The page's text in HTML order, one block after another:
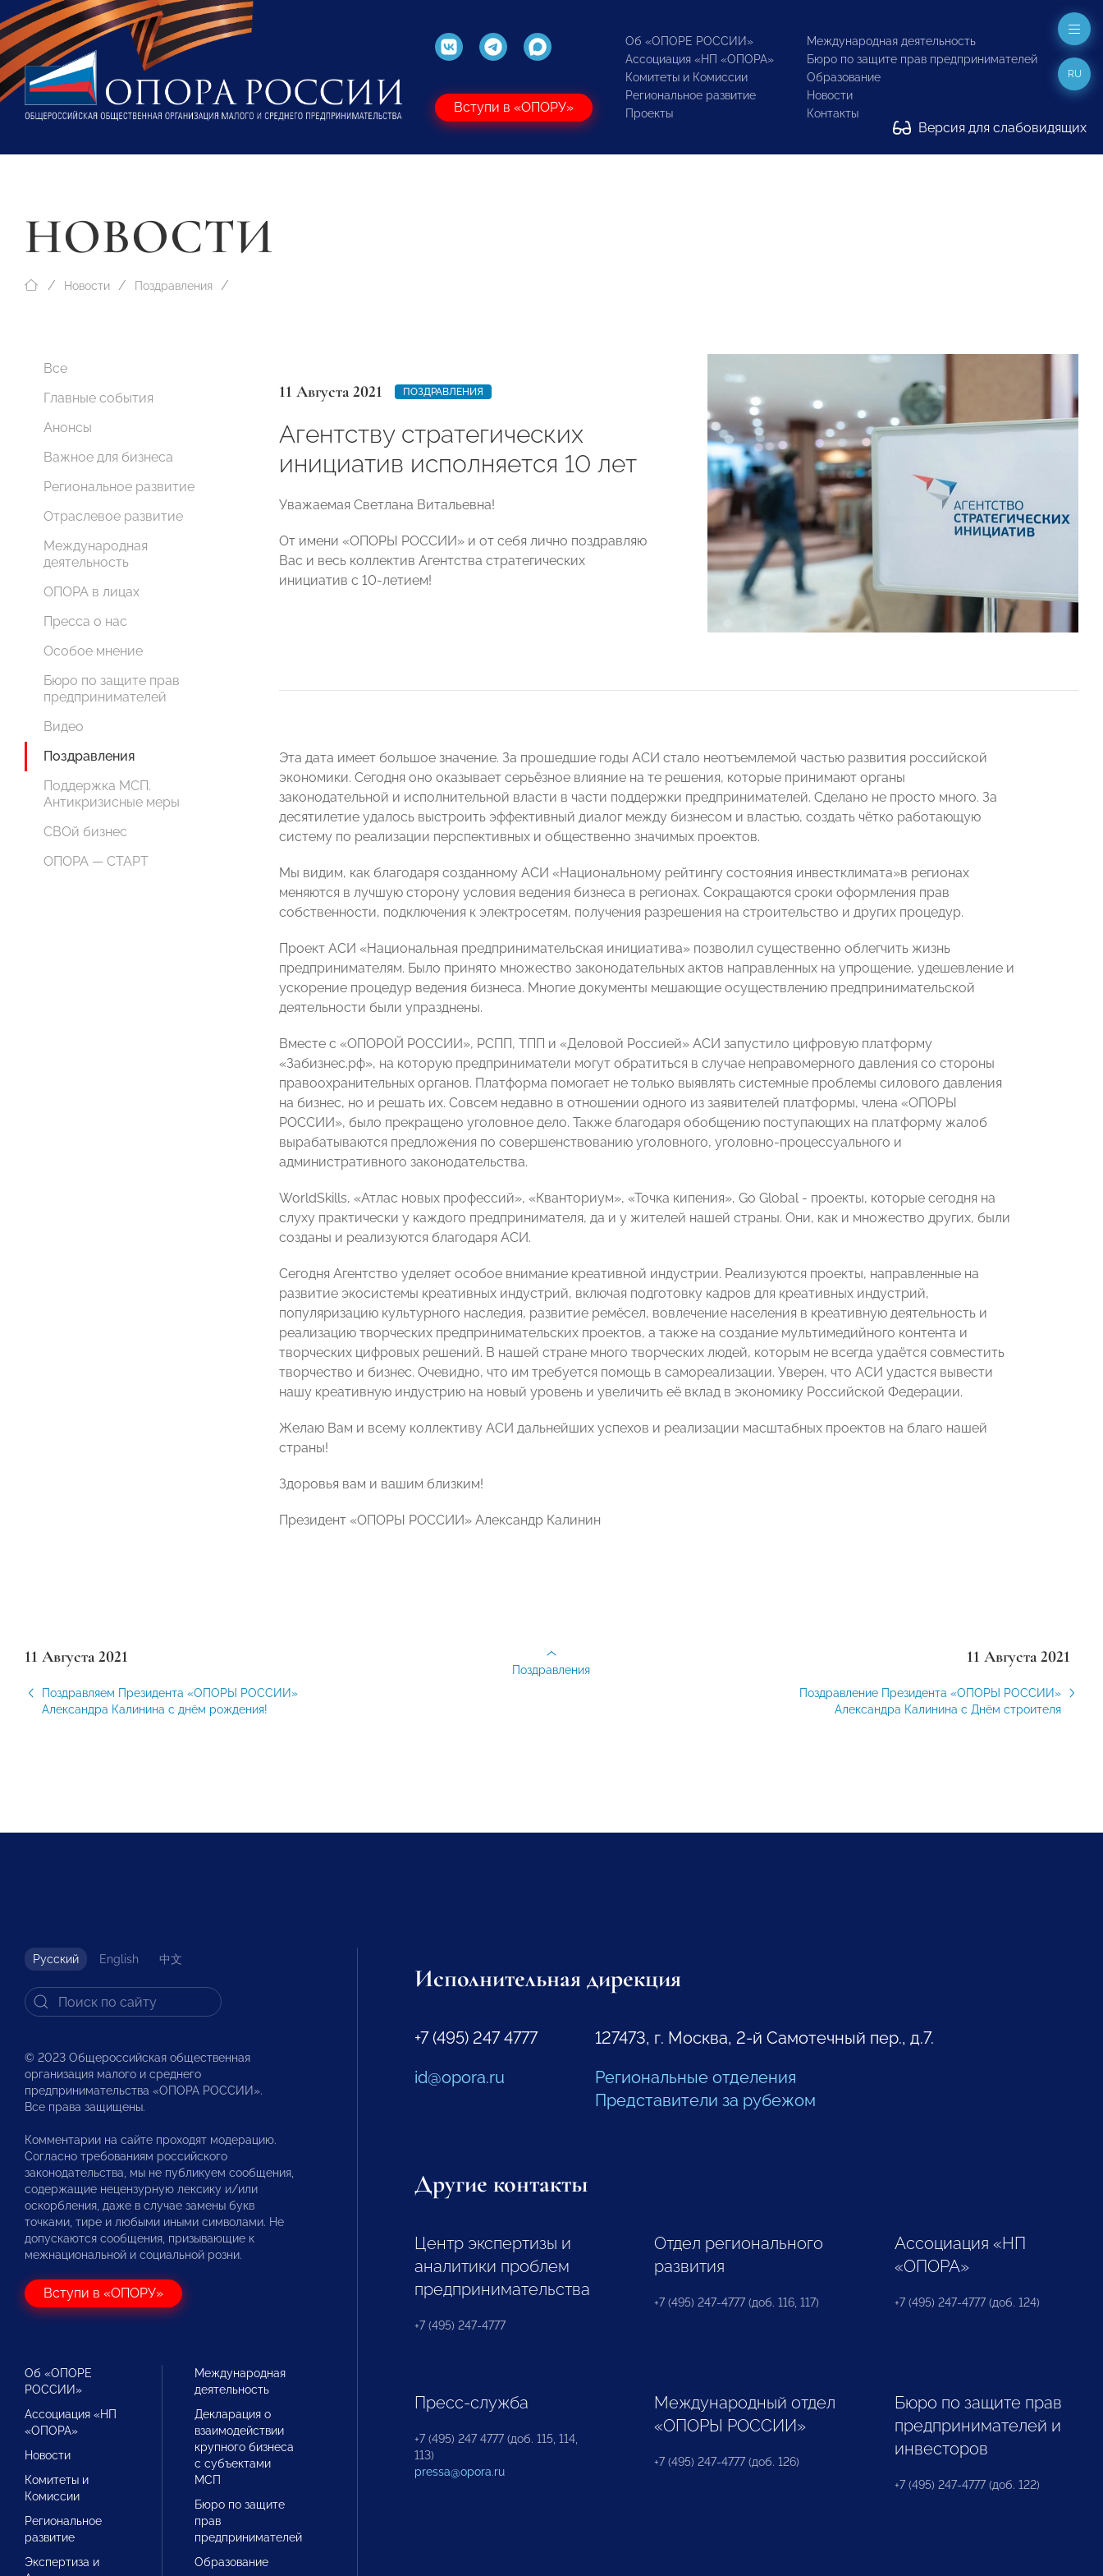
Вступи в «ОПОРУ»
Об «ОПОРЕ РОССИИ»
Ассоциация «НП «ОПОРА»
Комитеты и Комиссии
Региональное развитие
Проекты
Международная деятельность
Бюро по защите прав предпринимателей
Образование
Новости
Контакты
Версия для слабовидящих
RU
НОВОСТИ
Новости Поздравления
Все
Главные события
Анонсы
Важное для бизнеса
Региональное развитие
Отраслевое развитие
Международная
деятельность
ОПОРА в лицах
Пресса о нас
Особое мнение
Бюро по защите прав
предпринимателей
Видео
Поздравления
Поддержка МСП.
Антикризисные меры
СВОй бизнес
ОПОРА — СТАРТ
11 Августа 2021 ПОЗДРАВЛЕНИЯ
Агентству стратегических
инициатив исполняется 10 лет
Уважаемая Светлана Витальевна!
От имени «ОПОРЫ РОССИИ» и от себя лично поздравляю
Вас и весь коллектив Агентства стратегических
инициатив с 10-летием!
Эта дата имеет большое значение. За прошедшие годы АСИ стало неотъемлемой частью развития российской
экономики. Сегодня оно оказывает серьёзное влияние на те решения, которые принимают органы
законодательной и исполнительной власти в части поддержки предпринимателей. Сделано не просто много. За
десятилетие удалось выстроить эффективный диалог между бизнесом и властью, создать чётко работающую
систему по реализации перспективных и общественно значимых проектов.
Мы видим, как благодаря созданному АСИ «Национальному рейтингу состояния инвестклимата»в регионах
меняются в лучшую сторону условия ведения бизнеса в регионах. Сокращаются сроки оформления прав
собственности, подключения к электросетям, получения разрешения на строительство и других процедур.
Проект АСИ «Национальная предпринимательская инициатива» позволил существенно облегчить жизнь
предпринимателям. Было принято множество законодательных актов направленных на упрощение, удешевление и
ускорение процедур ведения бизнеса. Многие документы мешающие осуществлению предпринимательской
деятельности были упразднены.
Вместе с «ОПОРОЙ РОССИИ», РСПП, ТПП и «Деловой Россией» АСИ запустило цифровую платформу
«Забизнес.рф», на которую предприниматели могут обратиться в случае неправомерного давления со стороны
правоохранительных органов. Платформа помогает не только выявлять системные проблемы силового давления
на бизнес, но и решать их. Совсем недавно в отношении одного из заявителей платформы, члена «ОПОРЫ
РОССИИ», было прекращено уголовное дело. Также благодаря обобщению поступающих на платформу жалоб
вырабатываются предложения по совершенствованию уголовного, уголовно-процессуального и
административного законодательства.
WorldSkills, «Атлас новых профессий», «Кванториум», «Точка кипения», Go Global - проекты, которые сегодня на
слуху практически у каждого предпринимателя, да и у жителей нашей страны. Они, как и множество других, были
созданы и реализуются благодаря АСИ.
Сегодня Агентство уделяет особое внимание креативной индустрии. Реализуются проекты, направленные на
развитие экосистемы креативных индустрий, включая подготовку кадров для креативных индустрий,
популяризацию культурного наследия, развитие ремёсел, вовлечение населения в креативную деятельность и
реализацию творческих предпринимательских проектов, а также на создание мультимедийного контента и
творческих цифровых решений. В нашей стране много творческих людей, которым не всегда удаётся совместить
творчество и бизнес. Очевидно, что им требуется помощь в самореализации. Уверен, что АСИ удастся вывести
нашу креативную индустрию на новый уровень и увеличить её вклад в экономику Российской Федерации.
Желаю Вам и всему коллективу АСИ дальнейших успехов и реализации масштабных проектов на благо нашей
страны!
Здоровья вам и вашим близким!
Президент «ОПОРЫ РОССИИ»​​​​​ Александр Калинин
11 Августа 2021
Поздравляем Президента «ОПОРЫ РОССИИ»
Александра Калинина с днём рождения!
11 Августа 2021
Поздравление Президента «ОПОРЫ РОССИИ»
Александра Калинина с Днём строителя
Поздравления
Русский English 中文
© 2023 Общероссийская общественная
организация малого и среднего
предпринимательства «ОПОРА РОССИИ».
Все права защищены.
Комментарии на сайте проходят модерацию.
Согласно требованиям российского
законодательства, мы не публикуем сообщения,
содержащие нецензурную лексику и/или
оскорбления, даже в случае замены букв
точками, тире и любыми иными символами. Не
допускаются сообщения, призывающие к
межнациональной и социальной розни.
Вступи в «ОПОРУ»
Об «ОПОРЕ
РОССИИ»
Ассоциация «НП
«ОПОРА»
Новости
Комитеты и
Комиссии
Региональное
развитие
Экспертиза и
Международная
деятельность
Декларация о
взаимодействии
крупного бизнеса
с субъектами
МСП
Бюро по защите
прав
предпринимателей
Образование
Исполнительная дирекция
+7 (495) 247 4777
id@opora.ru
127473, г. Москва, 2-й Самотечный пер., д.7.
Региональные отделения
Представители за рубежом
Другие контакты
Центр экспертизы и
аналитики проблем
предпринимательства
+7 (495) 247-4777
Отдел регионального
развития
+7 (495) 247-4777 (доб. 116, 117)
Ассоциация «НП
«ОПОРА»
+7 (495) 247-4777 (доб. 124)
Пресс-служба
+7 (495) 247 4777 (доб. 115, 114,
113)
pressa@opora.ru
Международный отдел
«ОПОРЫ РОССИИ»
+7 (495) 247-4777 (доб. 126)
Бюро по защите прав
предпринимателей и
инвесторов
+7 (495) 247-4777 (доб. 122)